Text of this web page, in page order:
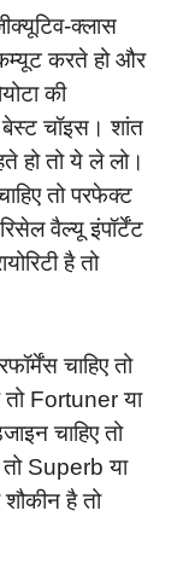
क्लास
करते हो और
की
चॉइस। शांत
हो तो ये ले लो।
तो परफेक्ट
वैल्यू इंपॉर्टेंट
है तो
चाहिए तो
Fortuner या
चाहिए तो
Superb या
है तो